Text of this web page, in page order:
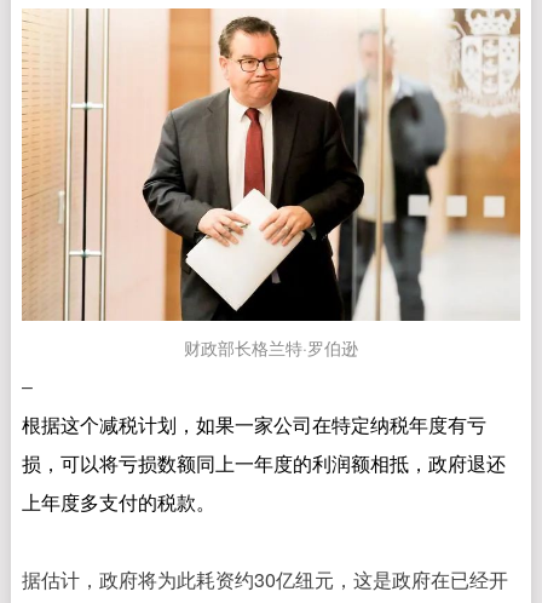
财政部长格兰特·罗伯逊
–
根据这个减税计划，如果一家公司在特定纳税年度有亏
损，可以将亏损数额同上一年度的利润额相抵，政府退还
上年度多支付的税款。
据估计，政府将为此耗资约30亿纽元，这是政府在已经开